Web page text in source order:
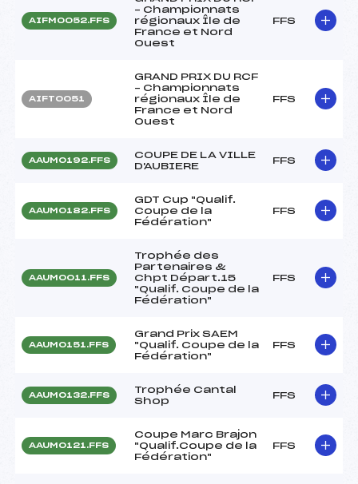
AIFM0052.FFS
– Championnats
régionaux Île de
France et Nord
Ouest
FFS
AIFT0051
GRAND PRIX DU RCF
– Championnats
régionaux Île de
France et Nord
Ouest
FFS
AAUM0192.FFS
COUPE DE LA VILLE
D'AUBIERE
FFS
AAUM0182.FFS
GDT Cup "Qualif.
Coupe de la
Fédération"
FFS
AAUM0011.FFS
Trophée des
Partenaires &
Chpt Départ.15
"Qualif. Coupe de la
Fédération"
FFS
AAUM0151.FFS
Grand Prix SAEM
"Qualif. Coupe de la
Fédération"
FFS
AAUM0132.FFS
Trophée Cantal
Shop
FFS
AAUM0121.FFS
Coupe Marc Brajon
"Qualif.Coupe de la
Fédération"
FFS